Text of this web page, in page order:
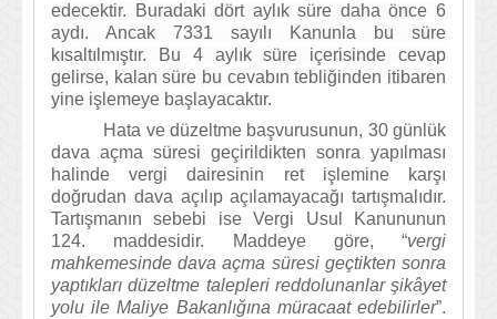
edecektir. Buradaki dört aylık süre daha önce 6
aydı. Ancak 7331 sayılı Kanunla bu süre
kısaltılmıştır. Bu 4 aylık süre içerisinde cevap
gelirse, kalan süre bu cevabın tebliğinden itibaren
yine işlemeye başlayacaktır.
Hata ve düzeltme başvurusunun, 30 günlük
dava açma süresi geçirildikten sonra yapılması
halinde vergi dairesinin ret işlemine karşı
doğrudan dava açılıp açılamayacağı tartışmalıdır.
Tartışmanın sebebi ise Vergi Usul Kanununun
124. maddesidir. Maddeye göre, “vergi
mahkemesinde dava açma süresi geçtikten sonra
yaptıkları düzeltme talepleri reddolunanlar şikâyet
yolu ile Maliye Bakanlığına müracaat edebilirler”.